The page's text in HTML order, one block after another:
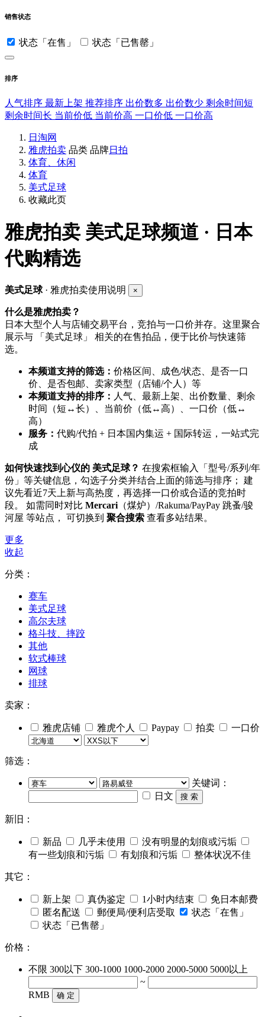
销售状态
状态「在售」 状态「已售罄」
排序
人气排序 最新上架 推荐排序 出价数多 出价数少 剩余时间短
剩余时间长 当前价低 当前价高 一口价低 一口价高
日淘网
雅虎拍卖 品类 品牌日拍
体育、休闲
体育
美式足球
收藏此页
雅虎拍卖 美式足球频道 · 日本
代购精选
美式足球· 雅虎拍卖使用说明 ×
什么是雅虎拍卖？
日本大型个人与店铺交易平台，竞拍与一口价并存。这里聚合
展示与 「美式足球」 相关的在售拍品，便于比价与快速筛
选。
本频道支持的筛选： 价格区间、成色/状态、是否一口
价、是否包邮、卖家类型（店铺/个人）等
本频道支持的排序： 人气、最新上架、出价数量、剩余
时间（短↔长）、当前价（低↔高）、一口价（低↔
高）
服务： 代购/代拍 + 日本国内集运 + 国际转运，一站式完
成
如何快速找到心仪的 美式足球？ 在搜索框输入「型号/系列/年
份」等关键信息，勾选子分类并结合上面的筛选与排序； 建
议先看近7天上新与高热度，再选择一口价或合适的竞拍时
段。 如需同时对比 Mercari （煤炉）/Rakuma/PayPay 跳蚤/骏
河屋 等站点， 可切换到 聚合搜索 查看多站结果。
更多
收起
分类：
赛车
美式足球
高尔夫球
格斗技、摔跤
其他
软式棒球
网球
排球
卖家：
雅虎店铺 雅虎个人 Paypay 拍卖 一口价
筛选：
关键词：
日文
搜 索
新旧：
新品 几乎未使用
没有明显的划痕或污垢
有一些划痕和污垢
有划痕和污垢 整体状况不佳
其它：
新上架 真伪鉴定 1小时内结束
免日本邮费
匿名配送
郵便局/便利店受取
状态「在售」
状态「已售罄」
价格：
不限 300以下 300-1000 1000-2000 2000-5000 5000以上
~
RMB
确 定